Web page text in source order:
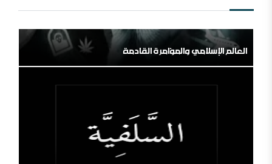
العالم الإسلامي والمؤامرة القادمة
من الهامش إلى المركز السلفية في واقعها الجديد